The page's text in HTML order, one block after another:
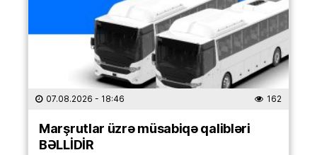
07.08.2026 - 18:46 162
Marşrutlar üzrə müsabiqə qalibləri
BƏLLİDİR